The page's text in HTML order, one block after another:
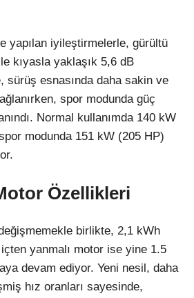
yapılan iyileştirmelerle, gürültü
kıyasla yaklaşık 5,6 dB
sürüş esnasında daha sakin ve
spor modunda güç
Normal kullanımda 140 kW
modunda 151 kW (205 HP)
Özellikleri
birlikte, 2,1 kWh
yanmalı motor ise yine 1.5
devam ediyor. Yeni nesil, daha
hız oranları sayesinde,